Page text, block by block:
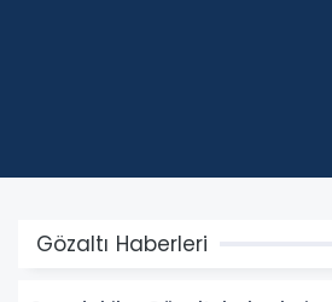
Gözaltı Haberleri